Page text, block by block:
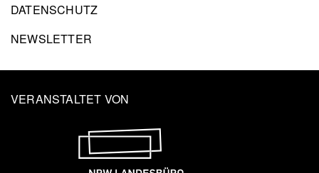
DATENSCHUTZ
NEWSLETTER
VERANSTALTET VON